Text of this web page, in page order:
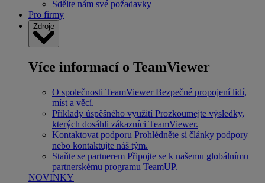
Sdělte nám své požadavky
Pro firmy
Zdroje
Více informací o TeamViewer
O společnosti TeamViewer Bezpečné propojení lidí,
míst a věcí.
Příklady úspěšného využití Prozkoumejte výsledky,
kterých dosáhli zákazníci TeamViewer.
Kontaktovat podporu Prohlédněte si články podpory
nebo kontaktujte náš tým.
Staňte se partnerem Připojte se k našemu globálnímu
partnerskému programu TeamUP.
NOVINKY